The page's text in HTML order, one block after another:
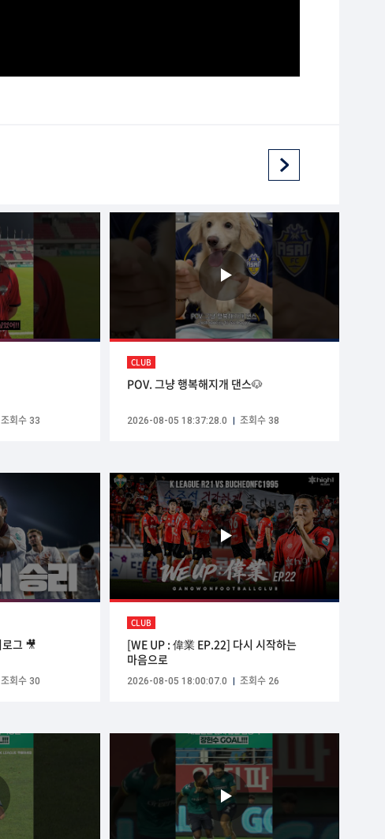
조회수 33
CLUB
POV. 그냥 행복해지개 댄스🐶
2026-08-05 18:37:28.0 조회수 38
그 🎥
조회수 30
CLUB
[WE UP : 偉業 EP.22] 다시 시작하는
마음으로
2026-08-05 18:00:07.0 조회수 26